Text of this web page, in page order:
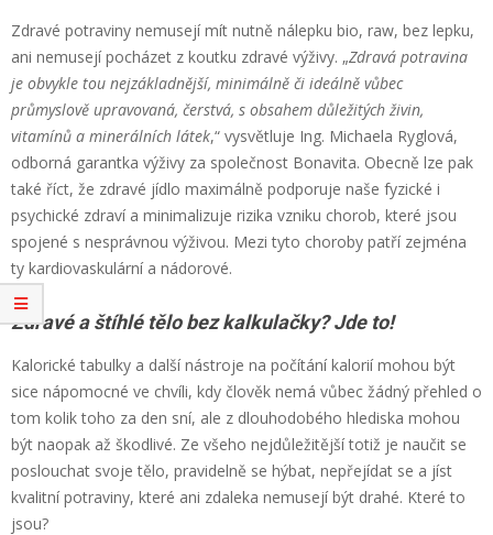
Zdravé potraviny nemusejí mít nutně nálepku bio, raw, bez lepku,
ani nemusejí pocházet z koutku zdravé výživy. „Zdravá potravina
je obvykle tou nejzákladnější, minimálně či ideálně vůbec
průmyslově upravovaná, čerstvá, s obsahem důležitých živin,
vitamínů a minerálních látek,“ vysvětluje Ing. Michaela Ryglová,
odborná garantka výživy za společnost Bonavita. Obecně lze pak
také říct, že zdravé jídlo maximálně podporuje naše fyzické i
psychické zdraví a minimalizuje rizika vzniku chorob, které jsou
spojené s nesprávnou výživou. Mezi tyto choroby patří zejména
ty kardiovaskulární a nádorové.
Zdravé a štíhlé tělo bez kalkulačky? Jde to!
Kalorické tabulky a další nástroje na počítání kalorií mohou být
sice nápomocné ve chvíli, kdy člověk nemá vůbec žádný přehled o
tom kolik toho za den sní, ale z dlouhodobého hlediska mohou
být naopak až škodlivé. Ze všeho nejdůležitější totiž je naučit se
poslouchat svoje tělo, pravidelně se hýbat, nepřejídat se a jíst
kvalitní potraviny, které ani zdaleka nemusejí být drahé. Které to
jsou?